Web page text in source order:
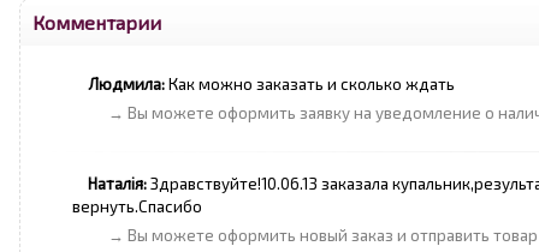
Комментарии
Людмила:Как можно заказать и сколько ждать
→ Вы можете оформить заявку на уведомление о
Наталія:Здравствуйте!10.06.13 заказала
вернуть.Спасибо
→ Вы можете оформить новый заказ и отправить